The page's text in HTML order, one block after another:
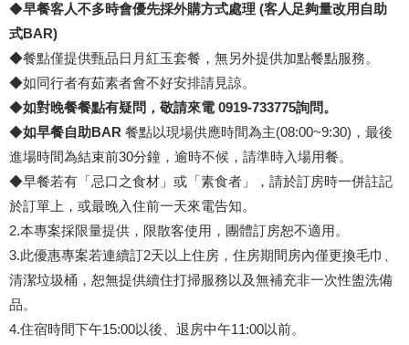
◆早餐客人不多時會優先採外購方式處理 (客人足夠量改用自助
式BAR)
◆餐點僅提供甄品日月紅玉套餐，無另外提供加點餐點服務。
◆如同行者有茹素者會不好安排請見諒。
◆如對晚餐餐點有疑問，敬請來電 0919-733775詢問。
◆如早餐自助BAR 餐點以現場供應時間為主(08:00~9:30)，最後
進場時間為結束前30分鐘，逾時不候，請準時入場用餐。
◆早餐若有「忌口之食材」或「素食者」，請於訂房時一併註記
於訂單上，或最晚入住前一天來電告知。
2.本專案採限量提供，限散客使用，團體訂房恕不適用。
3.此優惠專案若連續訂2天以上住房，住房期間房內僅更換毛巾、
清潔垃圾桶，恕無提供續住打掃服務以及無補充非一次性盥洗備
品。
4.住宿時間下午15:00以後、退房中午11:00以前。